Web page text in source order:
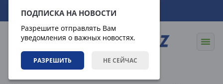
ПОДПИСКА НА НОВОСТИ
Разрешите отправлять Вам
уведомления о важных новостях.
РАЗРЕШИТЬ НЕ СЕЙЧАС
08.08.2026 23:37:13